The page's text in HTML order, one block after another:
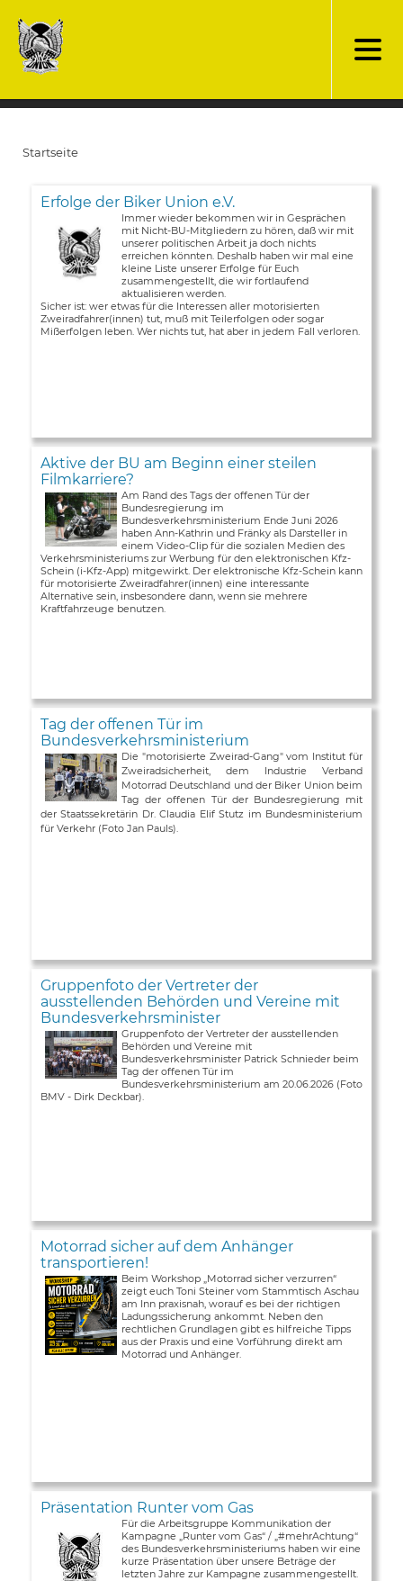
zum
Inhalt
Startseite
Erfolge der Biker Union e.V.
Immer wieder bekommen wir in Gesprächen
mit Nicht-BU-Mitgliedern zu hören, daß wir mit
unserer politischen Arbeit ja doch nichts
erreichen könnten. Deshalb haben wir mal eine
kleine Liste unserer Erfolge für Euch
zusammengestellt, die wir fortlaufend
aktualisieren werden.
Sicher ist: wer etwas für die Interessen aller motorisierten
Zweiradfahrer(innen) tut, muß mit Teilerfolgen oder sogar
Mißerfolgen leben. Wer nichts tut, hat aber in jedem Fall verloren.
Aktive der BU am Beginn einer steilen
Filmkarriere?
Am Rand des Tags der offenen Tür der
Bundesregierung im
Bundesverkehrsministerium Ende Juni 2026
haben Ann-Kathrin und Fränky als Darsteller in
einem Video-Clip für die sozialen Medien des
Verkehrsministeriums zur Werbung für den elektronischen Kfz-
Schein (i-Kfz-App) mitgewirkt. Der elektronische Kfz-Schein kann
für motorisierte Zweiradfahrer(innen) eine interessante
Alternative sein, insbesondere dann, wenn sie mehrere
Kraftfahrzeuge benutzen.
Tag der offenen Tür im
Bundesverkehrsministerium
Die "motorisierte Zweirad-Gang" vom Institut für
Zweiradsicherheit, dem Industrie Verband
Motorrad Deutschland und der Biker Union beim
Tag der offenen Tür der Bundesregierung mit
der Staatssekretärin Dr. Claudia Elif Stutz im Bundesministerium
für Verkehr (Foto Jan Pauls).
Gruppenfoto der Vertreter der
ausstellenden Behörden und Vereine mit
Bundesverkehrsminister
Gruppenfoto der Vertreter der ausstellenden
Behörden und Vereine mit
Bundesverkehrsminister Patrick Schnieder beim
Tag der offenen Tür im
Bundesverkehrsministerium am 20.06.2026 (Foto
BMV - Dirk Deckbar).
Motorrad sicher auf dem Anhänger
transportieren!
Beim Workshop „Motorrad sicher verzurren“
zeigt euch Toni Steiner vom Stammtisch Aschau
am Inn praxisnah, worauf es bei der richtigen
Ladungssicherung ankommt. Neben den
rechtlichen Grundlagen gibt es hilfreiche Tipps
aus der Praxis und eine Vorführung direkt am
Motorrad und Anhänger.
Präsentation Runter vom Gas
Für die Arbeitsgruppe Kommunikation der
Kampagne „Runter vom Gas“ / „#mehrAchtung“
des Bundesverkehrsministeriums haben wir eine
kurze Präsentation über unsere Beträge der
letzten Jahre zur Kampagne zusammengestellt.